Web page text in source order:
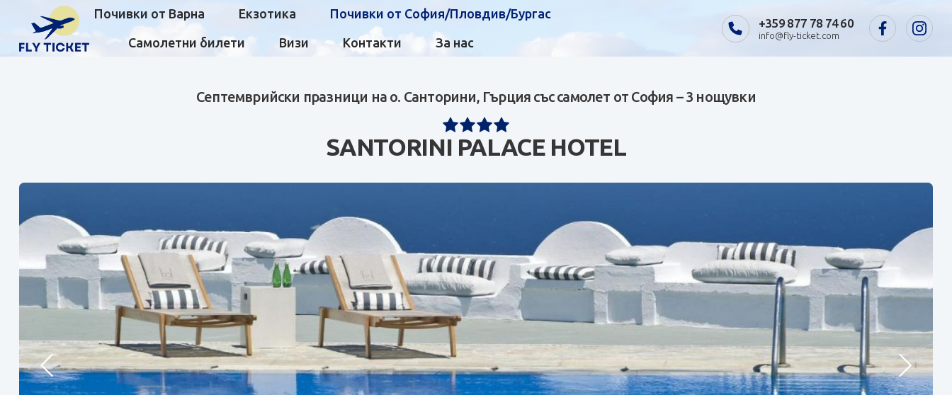
Почивки от Варна Екзотика Почивки от София/Пловдив/Бургас
Самолетни билети Визи Контакти За нас
+359 877 78 74 60
info@fly-ticket.com
Септемврийски празници на о. Санторини, Гърция със самолет от София – 3 нощувки
SANTORINI PALACE HOTEL